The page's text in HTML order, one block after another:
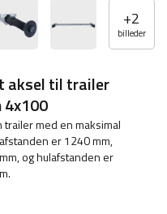
+2
billeder
aksel til trailer
4x100
trailer med en maksimal
er 1240 mm,
og hulafstanden er